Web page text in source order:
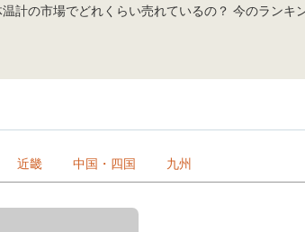
計の市場でどれくらい売れているの？ 今のラン
近畿 中国・四国 九州